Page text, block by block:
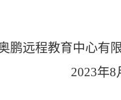
鹏远程教育中心有
2023年8